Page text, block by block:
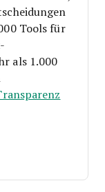
Tools für
als 1.000